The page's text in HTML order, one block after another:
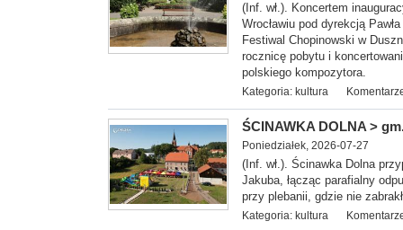
(Inf. wł.). Koncertem
Wrocławiu pod dyrekcją
Festiwal Chopinowski w
rocznicę pobytu i
polskiego kompozytora.
Kategoria: kultura
ŚCINAWKA DOLNA >
Poniedziałek, 2026-07-27
(Inf. wł.). Ścinawka Dolna
Jakuba, łącząc parafialny
przy plebanii, gdzie nie
Kategoria: kultura